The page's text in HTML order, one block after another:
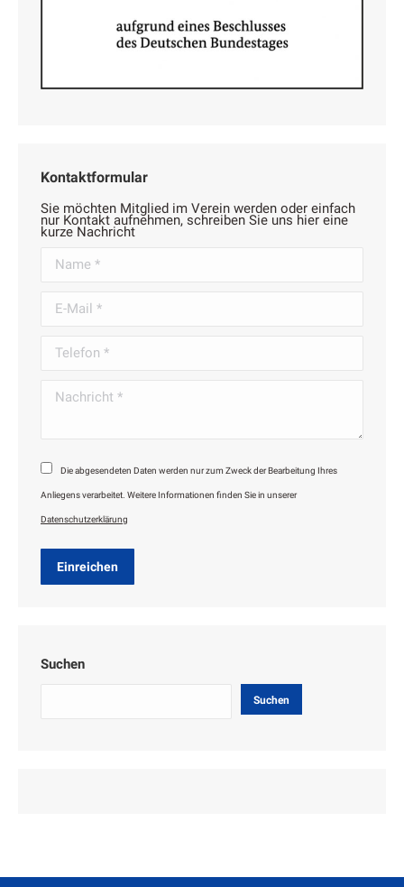
Kontaktformular
Sie möchten Mitglied im Verein werden oder einfach
nur Kontakt aufnehmen, schreiben Sie uns hier eine
kurze Nachricht
Name *
E-Mail *
Telefon *
Nachricht *
Die abgesendeten Daten werden nur zum Zweck der Bearbeitung Ihres
Anliegens verarbeitet. Weitere Informationen finden Sie in unserer
Datenschutzerklärung
Einreichen
Suchen
Suchen